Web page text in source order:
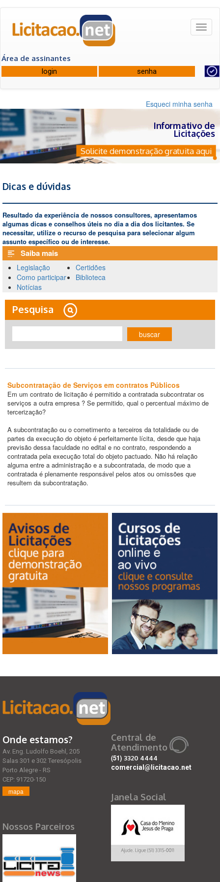
Área de assinantes
Esqueci minha senha
Informativo de
Licitações
Solicite demonstração gratuita aqui
Dicas e dúvidas
Resultado da experiência de nossos consultores, apresentamos
algumas dicas e conselhos úteis no dia a dia dos licitantes. Se
necessitar, utilize o recurso de pesquisa para selecionar algum
assunto específico ou de interesse.
Saiba mais
Legislação
Como participar
Notícias
Certidões
Biblioteca
Pesquisa
buscar
Subcontratação de Serviços em contratos Públicos
Em um contrato de licitação é permitido a contratada subcontratar os
serviços a outra empresa ? Se permitido, qual o percentual máximo de
tercerização?
A subcontratação ou o cometimento a terceiros da totalidade ou de
partes da execução do objeto é perfeitamente lícita, desde que haja
previsão dessa faculdade no edital e no contrato, respondendo a
contratada pela execução total do objeto pactuado. Não há relação
alguma entre a administração e a subcontratada, de modo que a
contratada é plenamente responsável pelos atos ou omissões que
resultem da subcontratação.
Onde estamos?
Av. Eng. Ludolfo Boehl, 205
Salas 301 e 302 Teresópolis
Porto Alegre - RS
CEP: 91720-150
mapa
Nossos Parceiros
Central de
Atendimento
(51) 3320 4444
comercial@licitacao.net
Janela Social